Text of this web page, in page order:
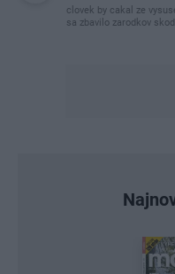
clovek by cakal ze
sa zbavilo zarodkov